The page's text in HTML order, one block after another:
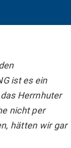
ist es ein
Herrnhuter
nicht per
hätten wir gar